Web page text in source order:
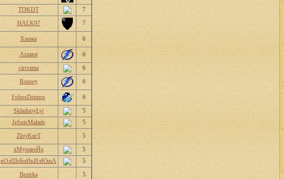
TDKDT
7
HALK97 7
Ханжа 6
Azzatot
6
circrama
6
Rousey 6
FobosDeimos
6
SkladnoyLyi
5
JeSuisMalade
5
ZloyKurT
5
хМуравеЙх
5
вОлШеБнИкИлЮшА
5
Bezirka 5